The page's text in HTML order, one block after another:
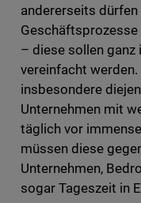
andererseits
– diese sollen
vereinfacht werden.
insbesondere
Unternehmen mit
täglich vor
müssen diese
Unternehmen,
sogar Tageszeit in